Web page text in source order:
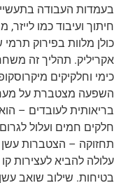
בעמדות העבודה
חיתוך ועיבוד כמו
אקריליק. תהליך זה
כימי וחלקיקים
השפעה מצטברת על
בריאותית לעובדים –
חלקים חמים ועלול
תחזוקה – הצטברות עשן
עלולה להביא לעצירות
בטיחות. שילוב שואב